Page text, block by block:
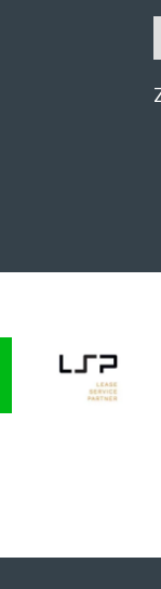
al onze
en meer!